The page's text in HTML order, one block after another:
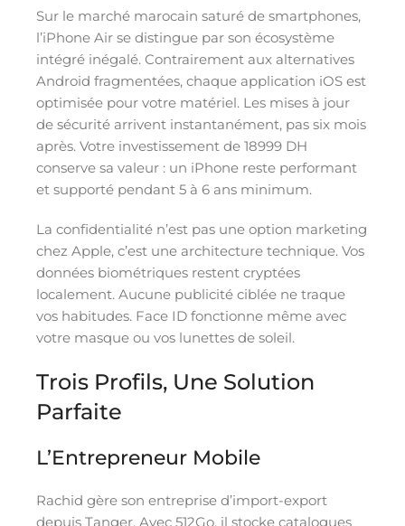
Sur le marché marocain saturé de smartphones,
l’iPhone Air se distingue par son écosystème
intégré inégalé. Contrairement aux alternatives
Android fragmentées, chaque application iOS est
optimisée pour votre matériel. Les mises à jour
de sécurité arrivent instantanément, pas six mois
après. Votre investissement de 18999 DH
conserve sa valeur : un iPhone reste performant
et supporté pendant 5 à 6 ans minimum.
La confidentialité n’est pas une option marketing
chez Apple, c’est une architecture technique. Vos
données biométriques restent cryptées
localement. Aucune publicité ciblée ne traque
vos habitudes. Face ID fonctionne même avec
votre masque ou vos lunettes de soleil.
Trois Profils, Une Solution
Parfaite
L’Entrepreneur Mobile
Rachid gère son entreprise d’import-export
depuis Tanger. Avec 512Go, il stocke catalogues